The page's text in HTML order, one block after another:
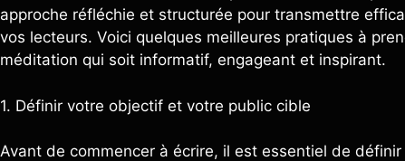
approche réfléchie et structurée pour transmettre
vos lecteurs. Voici quelques meilleures pratiques à
méditation qui soit informatif, engageant et inspirant.
1. Définir votre objectif et votre public cible
Avant de commencer à écrire, il est essentiel de